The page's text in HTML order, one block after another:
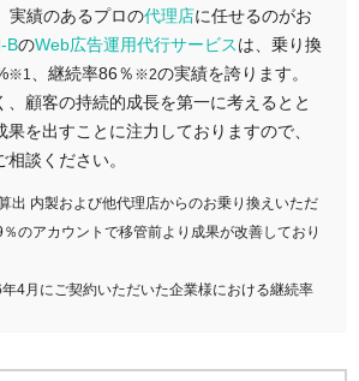
実績のあるプロの代理店に任せるのがお
BのWeb広告運用代行サービスは、乗り換
※1 、継続率86％ ※2の実績を誇ります。
、顧客の持続的成長を第一に考えるとと
果を出すことに注力しておりますので、
談ください。
出 内製および他代理店からのお乗り換えいただ
のアカウントで移管前より成果が改善しており
4月にご契約いただいた企業様における継続率